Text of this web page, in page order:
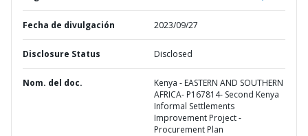
Fecha de divulgación 2023/09/27
Disclosure Status Disclosed
Nom. del doc.
Kenya - EASTERN AND SOUTHERN
AFRICA- P167814- Second Kenya
Informal Settlements
Improvement Project -
Procurement Plan